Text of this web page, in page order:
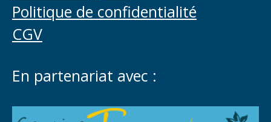
Politique de confidentialité
CGV
En partenariat avec :